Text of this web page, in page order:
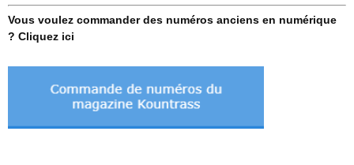
Vous voulez commander des numéros anciens en numérique
? Cliquez ici